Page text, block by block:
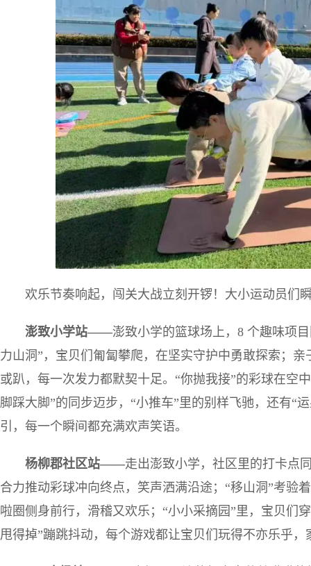
欢乐节奏响起，闯关大战立刻开锣！大小运动员们
澎致小学站——澎致小学的篮球场上，8 个趣味项
力山洞”，宝贝们匍匐攀爬，在坚实守护中勇敢探索；
或趴，每一次发力都默契十足。“你抛我接”的彩球在空
脚踩大脚”的同步迈步，“小推车”里的别样飞驰，还有“
引，每一个瞬间都充满欢声笑语。
杨柳郡社区站——走出澎致小学，社区里的打卡点
合力推动彩球冲向终点，笑声洒满沿途；“移山洞”考验
啦圈侧身前行，滑稽又欢乐；“小小采摘园”里，宝贝们
甩得掉”蹦跳抖动，每个游戏都让宝贝们玩得不亦乐乎